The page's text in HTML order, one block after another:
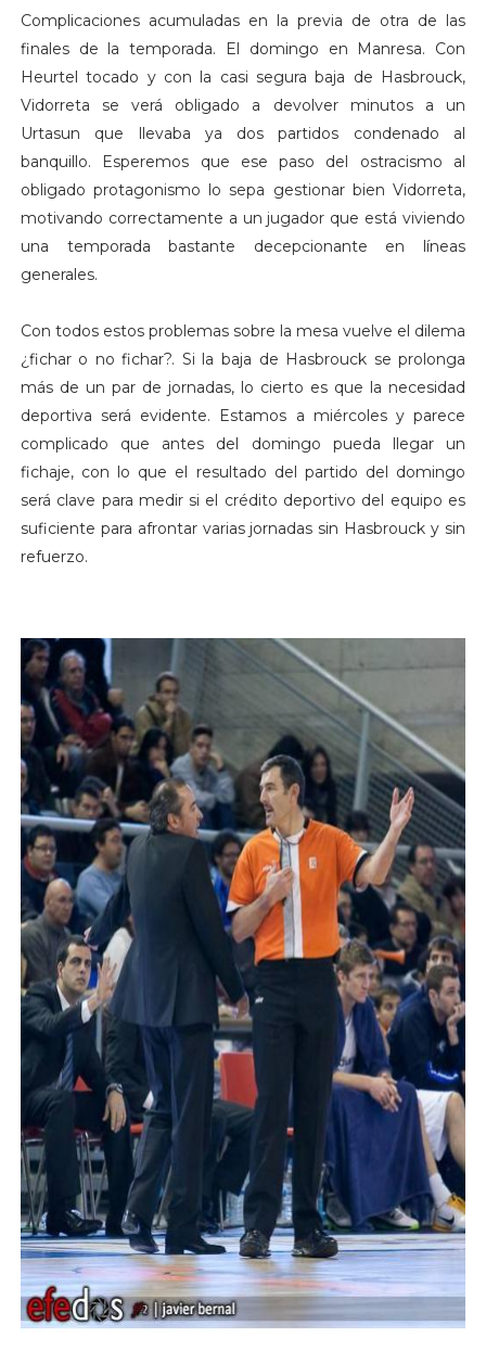
Complicaciones acumuladas en la previa de otra de las
finales de la temporada. El domingo en Manresa. Con
Heurtel tocado y con la casi segura baja de Hasbrouck,
Vidorreta se verá obligado a devolver minutos a un
Urtasun que llevaba ya dos partidos condenado al
banquillo. Esperemos que ese paso del ostracismo al
obligado protagonismo lo sepa gestionar bien Vidorreta,
motivando correctamente a un jugador que está viviendo
una temporada bastante decepcionante en líneas
generales.
Con todos estos problemas sobre la mesa vuelve el dilema
¿fichar o no fichar?. Si la baja de Hasbrouck se prolonga
más de un par de jornadas, lo cierto es que la necesidad
deportiva será evidente. Estamos a miércoles y parece
complicado que antes del domingo pueda llegar un
fichaje, con lo que el resultado del partido del domingo
será clave para medir si el crédito deportivo del equipo es
suficiente para afrontar varias jornadas sin Hasbrouck y sin
refuerzo.